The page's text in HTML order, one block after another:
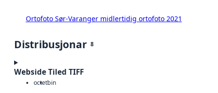
Ortofoto Sør-Varanger midlertidig ortofoto 2021
Distribusjonar 8
Webside Tiled TIFF
octetbin